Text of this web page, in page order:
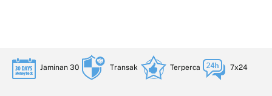
Jaminan 30 Transak Terperca 7x24